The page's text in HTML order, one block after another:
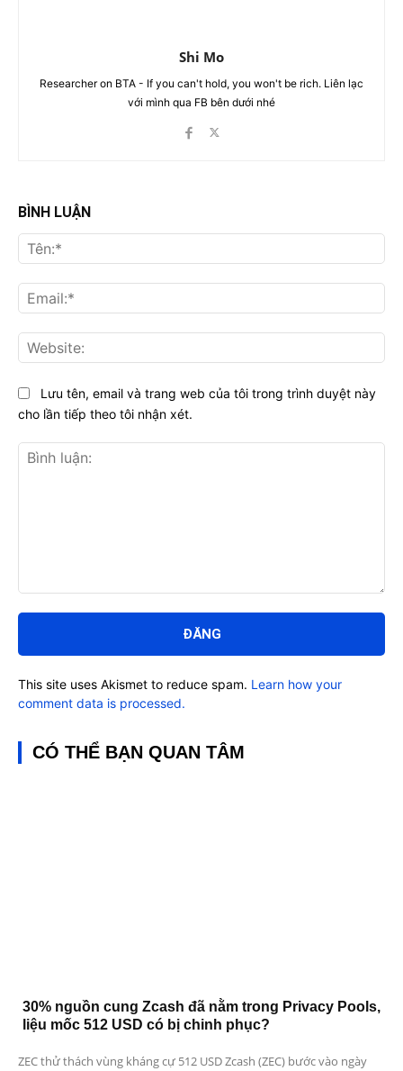
Shi Mo
Researcher on BTA - If you can't hold, you won't be rich. Liên lạc
với mình qua FB bên dưới nhé
BÌNH LUẬN
luận:
Lưu tên, email và trang web của tôi trong trình duyệt này
cho lần tiếp theo tôi nhận xét.
This site uses Akismet to reduce spam. Learn how your
comment data is processed.
CÓ THỂ BẠN QUAN TÂM
30% nguồn cung Zcash đã nằm trong Privacy Pools,
liệu mốc 512 USD có bị chinh phục?
ZEC thử thách vùng kháng cự 512 USD Zcash (ZEC) bước vào ngày